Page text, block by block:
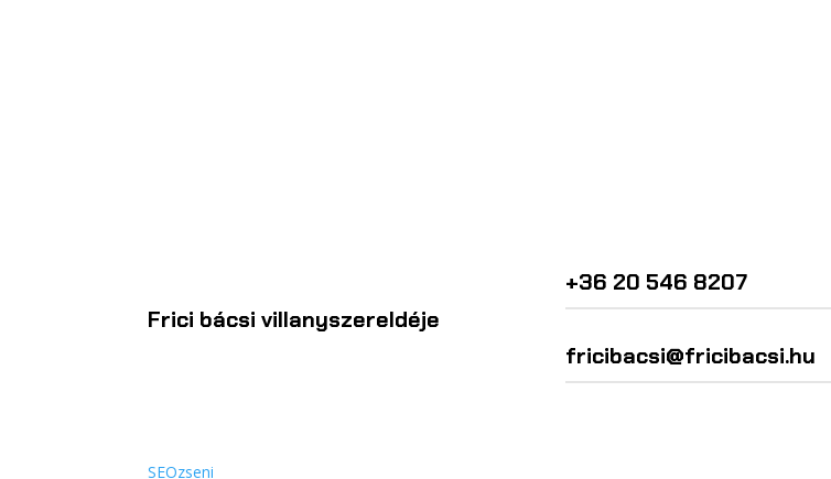
Frici bácsi villanyszereldéje
+36 20 546 8207
fricibacsi@fricibacsi.hu
SEOzseni